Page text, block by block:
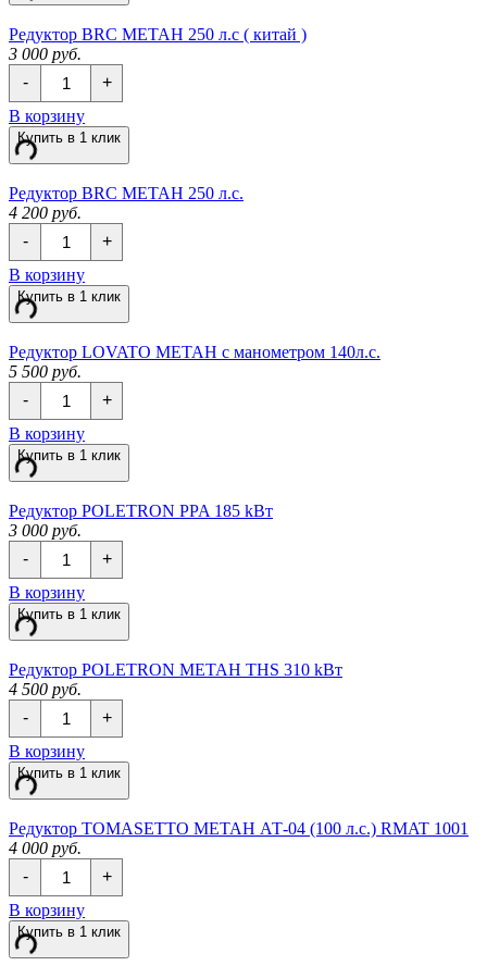
100
кв
Редуктор BRC МЕТАН 250 л.с ( китай )
3 000 руб.
-
Редуктор
BRC
МЕТАН
л.с
(
китай
)
+
В корзину
Купить в 1 клик
Редуктор BRC МЕТАН 250 л.с.
4 200 руб.
-
Редуктор
BRC
МЕТАН
л.с.
+
В корзину
Купить в 1 клик
Редуктор LOVATO МЕТАН с манометром 140л.с.
5 500 руб.
-
Редуктор
LOVATO
МЕТАН
манометром
140л.с.
+
В корзину
Купить в 1 клик
Редуктор POLETRON PPA 185 kBт
3 000 руб.
-
Редуктор
POLETRON
PPA
kBт
+
В корзину
Купить в 1 клик
Редуктор POLETRON МЕТАН ТНS 310 kBт
4 500 руб.
-
Редуктор
POLETRON
МЕТАН
310
kBт
+
В корзину
Купить в 1 клик
Редуктор TOMASETTO МЕТАН АТ-04 (100 л.с.) RMAT 1001
4 000 руб.
-
Редуктор
TOMASETTO
МЕТАН
(100
+
В корзину
Купить в 1 клик